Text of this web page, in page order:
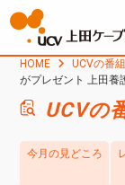
HOME UCVの番組
がプレゼント 上田養
UCVの
今月の見どころ